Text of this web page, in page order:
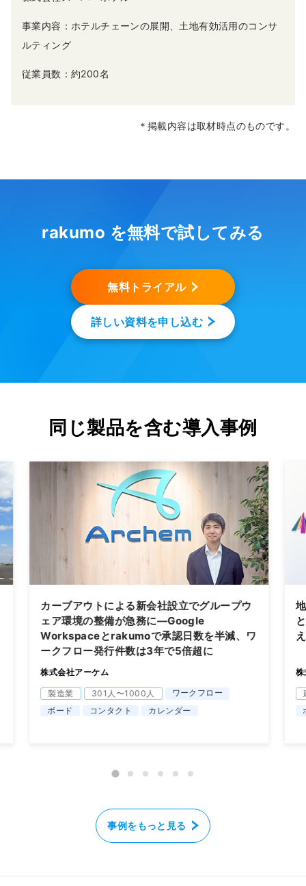
事業内容：ホテルチェーンの展開、土地有効活用のコンサ
ルティング
従業員数：約200名
＊掲載内容は取材時点のものです。
rakumo を無料で試してみる
無料トライアル
詳しい資料を申し込む
同じ製品を含む導入事例
カーブアウトによる新会社設立でグループウ
ェア環境の整備が急務に―Google
Workspaceとrakumoで承認日数を半減、ワ
ークフロー発行件数は3年で5倍超に
株式会社アーケム
製造業 301人〜1000人
ワークフロー
ボード
コンタクト カレンダー
株
事例をもっと見る